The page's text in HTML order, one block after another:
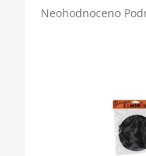
Průměrné
Neohodnoceno